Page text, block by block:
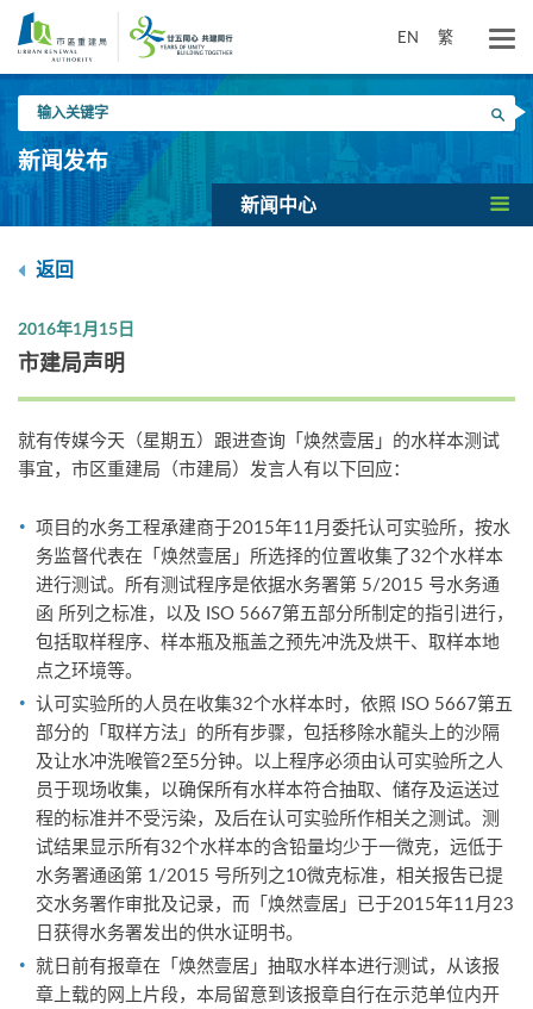
要
EN 繁
入
关
键
搜寻
新闻发布
新闻中心
返回
2016年1月15日
市建局声明
就有传媒今天（星期五）跟进查询「焕然壹居」的水样本测试
事宜，市区重建局（市建局）发言人有以下回应：
项目的水务工程承建商于2015年11月委托认可实验所，按水
务监督代表在「焕然壹居」所选择的位置收集了32个水样本
进行测试。所有测试程序是依据水务署第 5/2015 号水务通
函 所列之标准，以及 ISO 5667第五部分所制定的指引进行，
包括取样程序、样本瓶及瓶盖之预先冲洗及烘干、取样本地
点之环境等。
认可实验所的人员在收集32个水样本时，依照 ISO 5667第五
部分的「取样方法」的所有步骤，包括移除水龍头上的沙隔
及让水冲洗喉管2至5分钟。以上程序必须由认可实验所之人
员于现场收集，以确保所有水样本符合抽取、储存及运送过
程的标准并不受污染，及后在认可实验所作相关之测试。测
试结果显示所有32个水样本的含铅量均少于一微克，远低于
水务署通函第 1/2015 号所列之10微克标准，相关报吿已提
交水务署作审批及记录，而「焕然壹居」已于2015年11月23
日获得水务署发出的供水证明书。
就日前有报章在「焕然壹居」抽取水样本进行测试，从该报
章上载的网上片段，本局留意到该报章自行在示范单位内开